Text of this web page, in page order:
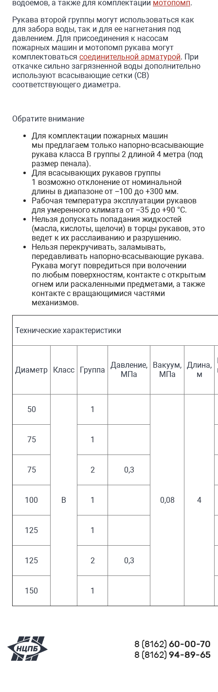
водоемов, а также для комплектации мотопомп.
Рукава второй группы могут использоваться как
для забора воды, так и для ее нагнетания под
давлением. Для присоединения к насосам
пожарных машин и мотопомп рукава могут
комплектоваться соединительной арматурой. При
откачке сильно загрязненной воды дополнительно
используют всасывающие сетки (СВ)
соответствующего диаметра.
Обратите внимание
Для комплектации пожарных машин
мы предлагаем только напорно-всасывающие
рукава класса В группы 2 длиной 4 метра (под
размер пенала).
Для всасывающих рукавов группы
1 возможно отклонение от номинальной
длины в диапазоне от −100 до +300 мм.
Рабочая температура эксплуатации рукавов
для умеренного климата от −35 до +90 °С.
Нельзя допускать попадания жидкостей
(масла, кислоты, щелочи) в торцы рукавов, это
ведет к их расслаиванию и разрушению.
Нельзя перекручивать, заламывать,
передавливать напорно-всасывающие рукава.
Рукава могут повредиться при волочении
по любым поверхностям, контакте с открытым
огнем или раскаленными предметами, а также
контакте с вращающимися частями
механизмов.
Технические характеристики
Диаметр Класс Группа
Давление,
МПа
Вакуум,
МПа
Длина,
м
50
В
1
0,08 4
75 1
75 2 0,3
100 1
125 1
125 2 0,3
150 1
8 (8162)60-00-70
8 (8162)94-89-65